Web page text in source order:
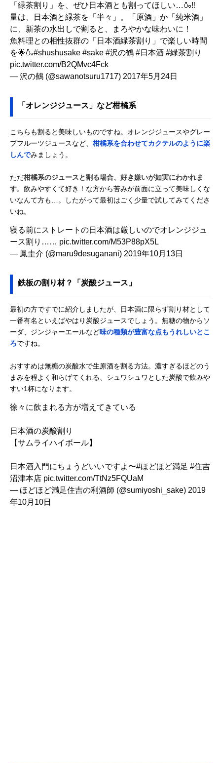
「緑茶割り」を、ぜひ日本酒とも割ってほしい…🍶‼
量は、日本酒と緑茶を「半々」。「原酒」か「純米酒」
に、新茶の水出しで割ると、まろやかな味わいに！
魚料理との相性抜群の「日本酒緑茶割り」で楽しい時間
を🌟🍶#shushusake #sake #沢の鶴 #日本酒 #緑茶割り
pic.twitter.com/B2QMvc4Fck
— 沢の鶴 (@sawanotsuru1717) 2017年5月24日
「オレンジジュース」など柑橘系
こちらも割ると美味しいものですね。オレンジジュースやグレー
プフルーツジュースなど、 柑橘系を合わせてカクテルのように楽
しんでみましょう。
ただ柑橘系のジュースと割る場合、好き嫌いが如実にわかれま
す。飲みやすくて好き！な方から苦みが前面に立って美味しくな
いなんて方も…。したがって最初はごく少量で試してみてくださ
いね。
寝る前にストレートの日本酒は厳しいのでオレンジジュ
ース割り…… pic.twitter.com/M53P88pX5L
— 鳳圭介 (@maru9desuganani) 2019年10月13日
鉄板の割り材？「炭酸ジュース」
最初の方ですでに紹介しましたが、日本酒に限らず割り材として
一番有名といえばやはり炭酸ジュースでしょう。無糖の物からソ
ーダ、ジンジャーエールなど味の種類が豊富な点もうれしいとこ
ろですね。
おすすめは無糖の炭酸水で生原酒を割る方法。濃すぎるほどのう
まみを程よく和らげてくれる、シュワシュワとした炭酸で飲みや
すい1杯になります。
徐々に飲まれる方が増えてきている
日本酒の炭酸割り
【サムライハイボール】
日本酒入門にちょうどいいですよ〜#ほどほど満足 #住吉
沼津本店 pic.twitter.com/TtNz5FQUaM
— ほどほど満足住吉の利酒師 (@sumiyoshi_sake) 2019
年10月10日